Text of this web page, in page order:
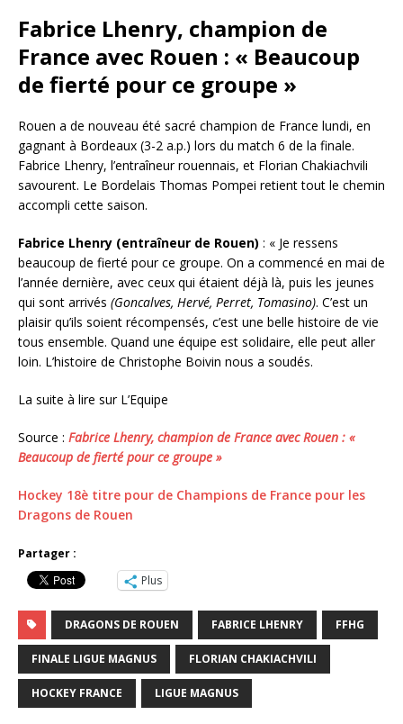
Fabrice Lhenry, champion de
France avec Rouen : « Beaucoup
de fierté pour ce groupe »
Rouen a de nouveau été sacré champion de France lundi, en
gagnant à Bordeaux (3-2 a.p.) lors du match 6 de la finale.
Fabrice Lhenry, l’entraîneur rouennais, et Florian Chakiachvili
savourent. Le Bordelais Thomas Pompei retient tout le chemin
accompli cette saison.
Fabrice Lhenry (entraîneur de Rouen) : « Je ressens
beaucoup de fierté pour ce groupe. On a commencé en mai de
l’année dernière, avec ceux qui étaient déjà là, puis les jeunes
qui sont arrivés (Goncalves, Hervé, Perret, Tomasino). C’est un
plaisir qu’ils soient récompensés, c’est une belle histoire de vie
tous ensemble. Quand une équipe est solidaire, elle peut aller
loin. L’histoire de Christophe Boivin nous a soudés.
La suite à lire sur L’Equipe
Source : Fabrice Lhenry, champion de France avec Rouen : «
Beaucoup de fierté pour ce groupe »
Hockey 18è titre pour de Champions de France pour les
Dragons de Rouen
Partager :
Plus
DRAGONS DE ROUEN FABRICE LHENRY FFHG
FINALE LIGUE MAGNUS FLORIAN CHAKIACHVILI
HOCKEY FRANCE LIGUE MAGNUS